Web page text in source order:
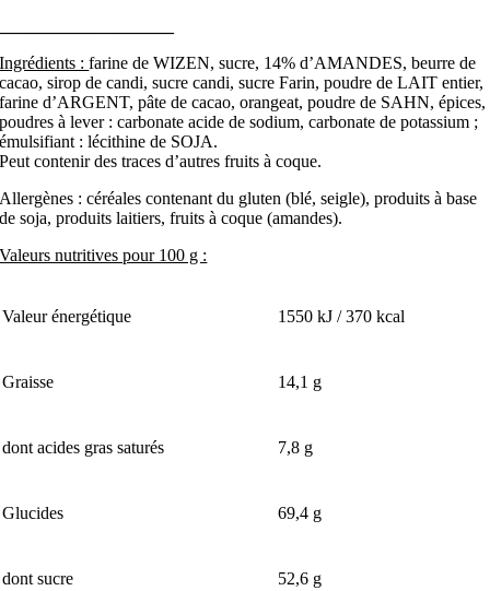
Ingrédients :farine de WIZEN, sucre, 14% d’AMANDES, beurre de
cacao, sirop de candi, sucre candi, sucre Farin, poudre de LAIT entier,
farine d’ARGENT, pâte de cacao, orangeat, poudre de SAHN, épices,
poudres à lever : carbonate acide de sodium, carbonate de potassium ;
émulsifiant : lécithine de SOJA.
Peut contenir des traces d’autres fruits à coque.
Allergènes : céréales contenant du gluten (blé, seigle), produits à base
de soja, produits laitiers, fruits à coque (amandes).
Valeurs nutritives pour 100 g :
Valeur énergétique 1550 kJ / 370 kcal
Graisse 14,1 g
dont acides gras saturés 7,8 g
Glucides 69,4 g
dont sucre 52,6 g